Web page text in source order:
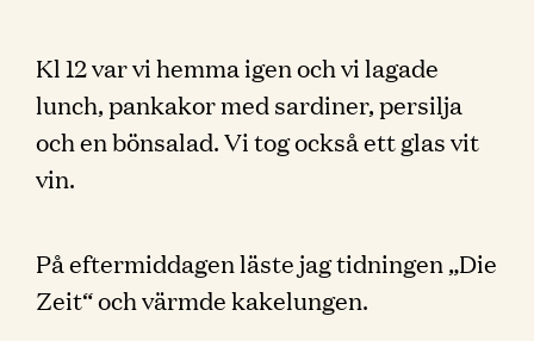
Kl 12 var vi hemma igen och vi lagade
lunch, pankakor med sardiner, persilja
och en bönsalad. Vi tog också ett glas vit
vin.
På eftermiddagen läste jag tidningen „Die
Zeit“ och värmde kakelungen.